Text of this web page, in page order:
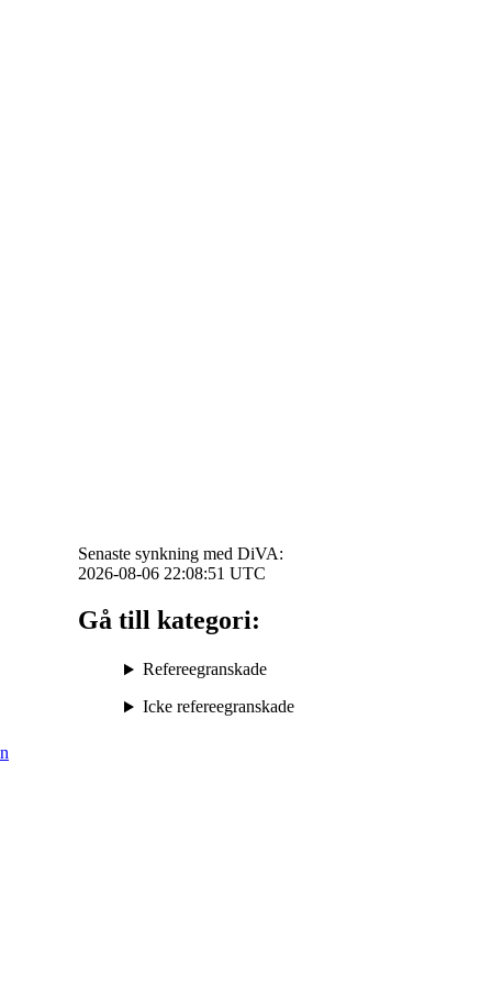
Senaste synkning med DiVA:
2026-08-06 22:08:51 UTC
Gå till kategori:
Refereegranskade
Icke refereegranskade